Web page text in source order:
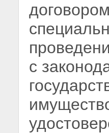
с